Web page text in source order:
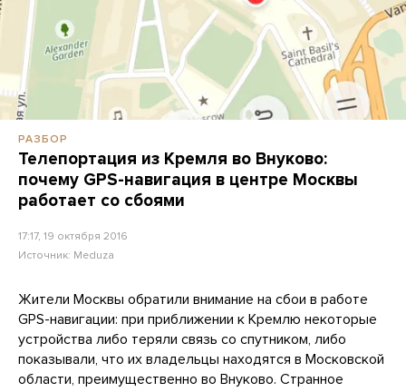
РАЗБОР
Телепортация из Кремля во Внуково:
почему GPS-навигация в центре Москвы
работает со сбоями
17:17, 19 октября 2016
Источник: Meduza
Жители Москвы обратили внимание на сбои в работе
GPS-навигации: при приближении к Кремлю некоторые
устройства либо теряли связь со спутником, либо
показывали, что их владельцы находятся в Московской
области, преимущественно во Внуково. Странное